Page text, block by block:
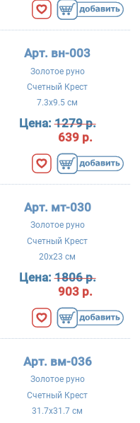
Арт. вн-003
Золотое руно
Счетный Крест
7.3x9.5 см
Цена:1279 р.
639 р.
Арт. мт-030
Золотое руно
Счетный Крест
20x23 см
Цена:1806 р.
903 р.
Арт. вм-036
Золотое руно
Счетный Крест
31.7x31.7 см